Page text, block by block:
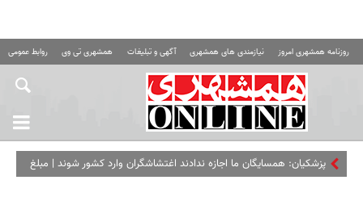
روزنامه همشهری امروز نیازمندی های همشهری آگهی و تبلیغات همشهری تی وی روابط عمومی
پزشکیان: همسایگان ما اجازه ندادند اغتشاشگران وارد کشور شوند | مبلغ